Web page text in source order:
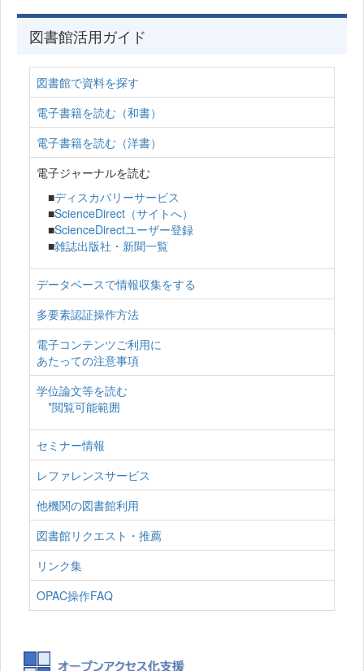
図書館活用ガイド
図書館で資料を探す
電子書籍を読む（和書）
電子書籍を読む（洋書）
電子ジャーナルを読む
■ディスカバリーサービス
■ScienceDirect（サイトへ）
■ScienceDirectユーザー登録
■雑誌出版社・新聞一覧
データベースで情報収集をする
多要素認証操作方法
電子コンテンツご利用に
あたっての注意事項
学位論文等を読む
*閲覧可能範囲
セミナー情報
レファレンスサービス
他機関の図書館利用
図書館リクエスト・推薦
リンク集
OPAC操作FAQ